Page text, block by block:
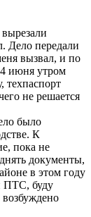
Дело передали
вызвал, и по
июня утром
техпаспорт
не решается
было
К
пока не
документы,
в этом году
ПТС, буду
возбуждено